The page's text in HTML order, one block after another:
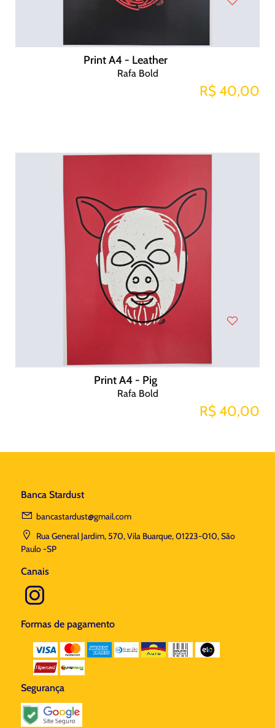
Print A4 - Leather
Rafa Bold
R$ 40,00
Print A4 - Pig
Rafa Bold
R$ 40,00
Banca Stardust
bancastardust@gmail.com
Rua General Jardim, 570, Vila Buarque, 01223-010, São
Paulo -SP
Canais
Formas de pagamento
Segurança